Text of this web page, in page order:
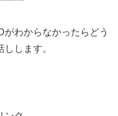
わからなかったらどう
します。